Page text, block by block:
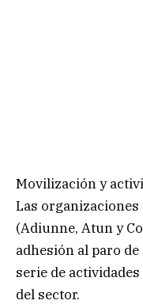
Movilización y
Las
(Adiunne, Atun y
adhesión al paro
serie de
del sector.